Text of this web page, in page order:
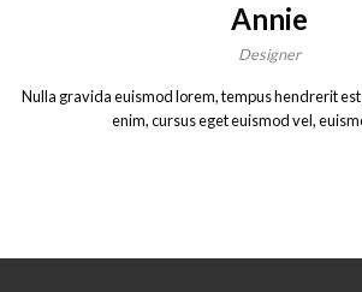
Annie
Designer
Nulla gravida euismod lorem, tempus hendrerit
enim, cursus eget euismod vel,